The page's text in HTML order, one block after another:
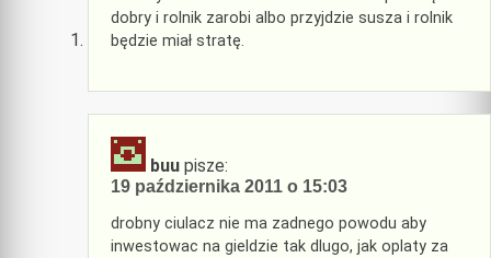
dobry i rolnik zarobi albo przyjdzie susza i rolnik
będzie miał stratę.
buu pisze:
19 października 2011 o 15:03
drobny ciulacz nie ma zadnego powodu aby
inwestowac na gieldzie tak dlugo, jak oplaty za